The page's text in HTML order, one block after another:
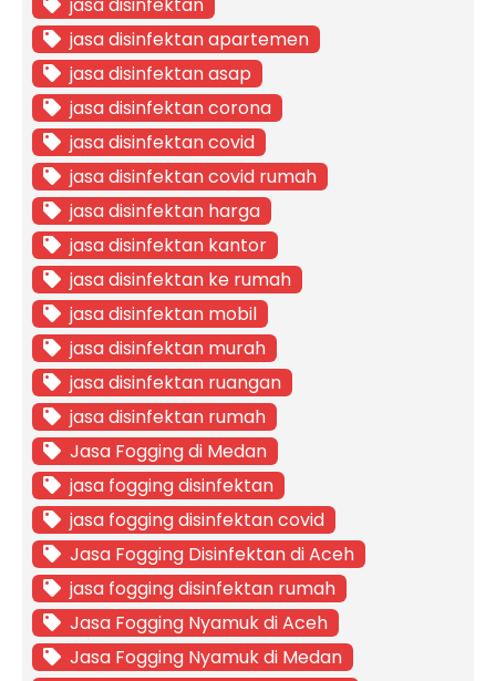
jasa disinfektan apartemen
jasa disinfektan asap
jasa disinfektan corona
jasa disinfektan covid
jasa disinfektan covid rumah
jasa disinfektan harga
jasa disinfektan kantor
jasa disinfektan ke rumah
jasa disinfektan mobil
jasa disinfektan murah
jasa disinfektan ruangan
jasa disinfektan rumah
Jasa Fogging di Medan
jasa fogging disinfektan
jasa fogging disinfektan covid
Jasa Fogging Disinfektan di Aceh
jasa fogging disinfektan rumah
Jasa Fogging Nyamuk di Aceh
Jasa Fogging Nyamuk di Medan